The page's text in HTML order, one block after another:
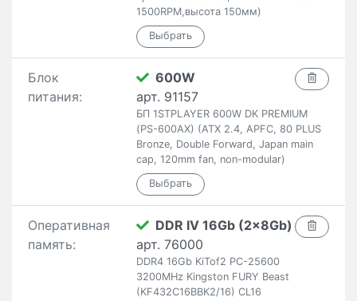
1500RPM,высота 150мм)
Блок
питания:
600W
арт. 91157
БП 1STPLAYER 600W DK PREMIUM
(PS-600AX) (ATX 2.4, APFC, 80 PLUS
Bronze, Double Forward, Japan main
cap, 120mm fan, non-modular)
Оперативная
память:
DDR IV 16Gb (2x8Gb)
арт. 76000
DDR4 16Gb KiTof2 PC-25600
3200MHz Kingston FURY Beast
(KF432C16BBK2/16) CL16